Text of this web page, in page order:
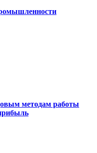
методам работы